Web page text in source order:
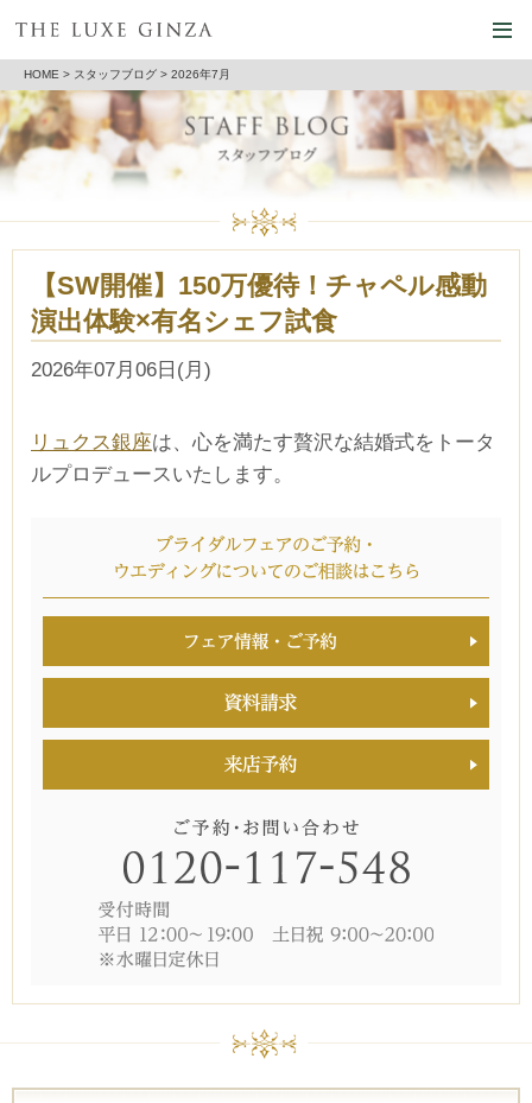
HOME > スタッフブログ > 2026年7月
【SW開催】150万優待！チャペル感動
演出体験×有名シェフ試食
2026年07月06日(月)
リュクス銀座は、心を満たす贅沢な結婚式をトータ
ルプロデュースいたします。